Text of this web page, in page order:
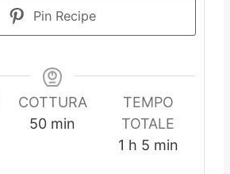
Pin Recipe
COTTURA
50mmin
TEMPO
TOTALE
1 oh 5mmin